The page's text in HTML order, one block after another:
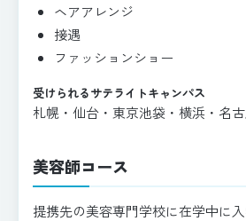
ヘアアレンジ
接遇
ファッションショー
受けられるサテライトキャンパス
札幌・仙台・東京池袋・横浜・名
美容師コース
提携先の美容専門学校に在学中に